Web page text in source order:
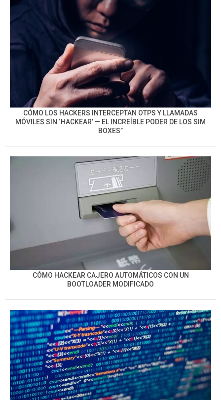
CÓMO LOS HACKERS INTERCEPTAN OTPS Y LLAMADAS
MÓVILES SIN ‘HACKEAR’ — EL INCREÍBLE PODER DE LOS SIM
BOXES”
CÓMO HACKEAR CAJERO AUTOMÁTICOS CON UN
BOOTLOADER MODIFICADO